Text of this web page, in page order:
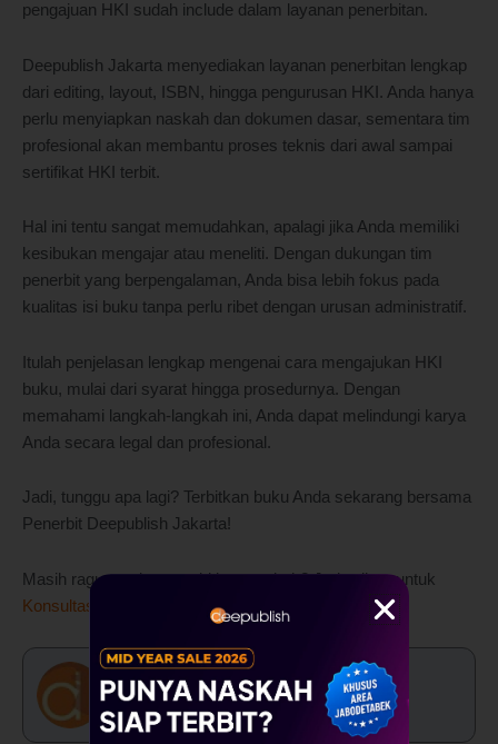
pengajuan HKI sudah include dalam layanan penerbitan.
Deepublish Jakarta menyediakan layanan penerbitan lengkap
dari editing, layout, ISBN, hingga pengurusan HKI. Anda hanya
perlu menyiapkan naskah dan dokumen dasar, sementara tim
profesional akan membantu proses teknis dari awal sampai
sertifikat HKI terbit.
Hal ini tentu sangat memudahkan, apalagi jika Anda memiliki
kesibukan mengajar atau meneliti. Dengan dukungan tim
penerbit yang berpengalaman, Anda bisa lebih fokus pada
kualitas isi buku tanpa perlu ribet dengan urusan administratif.
Itulah penjelasan lengkap mengenai cara mengajukan HKI
buku, mulai dari syarat hingga prosedurnya. Dengan
memahami langkah-langkah ini, Anda dapat melindungi karya
Anda secara legal dan profesional.
Jadi, tunggu apa lagi? Terbitkan buku Anda sekarang bersama
Penerbit Deepublish Jakarta!
Masih ragu untuk menerbitkan naskah? Jadwalkan untuk
Konsultasi Menerbitkan Buku
admin